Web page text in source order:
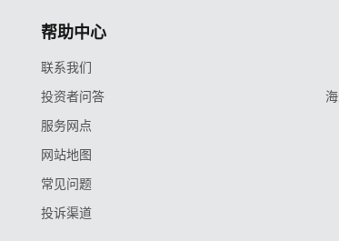
帮助中心
联系我们
投资者问答
服务网点
网站地图
常见问题
投诉渠道